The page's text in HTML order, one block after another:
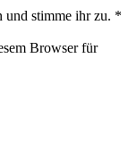
und stimme ihr zu. *
Browser für